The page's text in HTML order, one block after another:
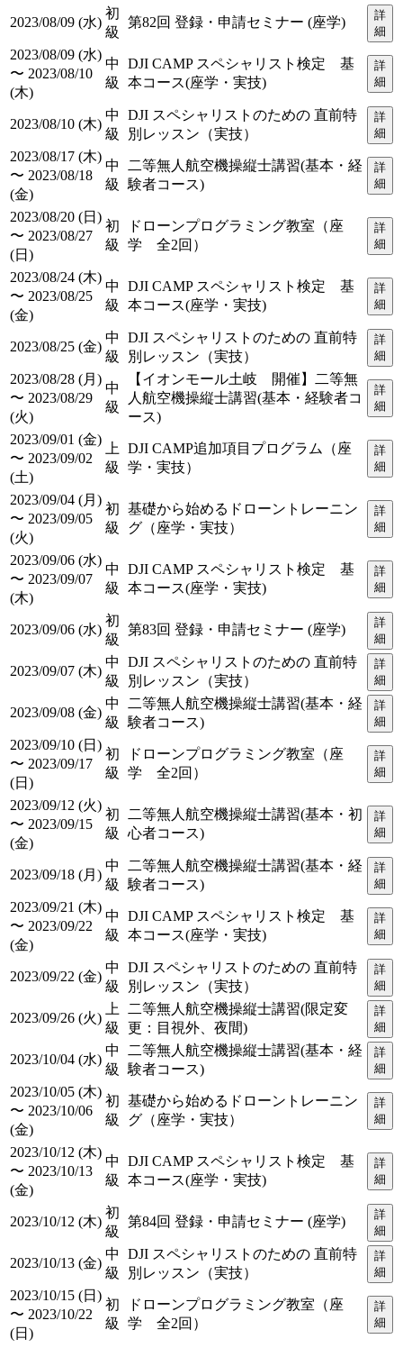
2023/08/09 (水)
初
級
第82回 登録・申請セミナー (座学)
詳
細
2023/08/09 (水)
〜 2023/08/10
(木)
中
級
DJI CAMP スペシャリスト検定 基
本コース(座学・実技)
詳
細
2023/08/10 (木)
中
級
DJI スペシャリストのための 直前特
別レッスン（実技）
詳
細
2023/08/17 (木)
〜 2023/08/18
(金)
中
級
二等無人航空機操縦士講習(基本・経
験者コース)
詳
細
2023/08/20 (日)
〜 2023/08/27
(日)
初
級
ドローンプログラミング教室（座
学 全2回）
詳
細
2023/08/24 (木)
〜 2023/08/25
(金)
中
級
DJI CAMP スペシャリスト検定 基
本コース(座学・実技)
詳
細
2023/08/25 (金)
中
級
DJI スペシャリストのための 直前特
別レッスン（実技）
詳
細
2023/08/28 (月)
〜 2023/08/29
(火)
中
級
【イオンモール土岐 開催】二等無
人航空機操縦士講習(基本・経験者コ
ース)
詳
細
2023/09/01 (金)
〜 2023/09/02
(土)
上
級
DJI CAMP追加項目プログラム（座
学・実技）
詳
細
2023/09/04 (月)
〜 2023/09/05
(火)
初
級
基礎から始めるドローントレーニン
グ（座学・実技）
詳
細
2023/09/06 (水)
〜 2023/09/07
(木)
中
級
DJI CAMP スペシャリスト検定 基
本コース(座学・実技)
詳
細
2023/09/06 (水)
初
級
第83回 登録・申請セミナー (座学)
詳
細
2023/09/07 (木)
中
級
DJI スペシャリストのための 直前特
別レッスン（実技）
詳
細
2023/09/08 (金)
中
級
二等無人航空機操縦士講習(基本・経
験者コース)
詳
細
2023/09/10 (日)
〜 2023/09/17
(日)
初
級
ドローンプログラミング教室（座
学 全2回）
詳
細
2023/09/12 (火)
〜 2023/09/15
(金)
初
級
二等無人航空機操縦士講習(基本・初
心者コース)
詳
細
2023/09/18 (月)
中
級
二等無人航空機操縦士講習(基本・経
験者コース)
詳
細
2023/09/21 (木)
〜 2023/09/22
(金)
中
級
DJI CAMP スペシャリスト検定 基
本コース(座学・実技)
詳
細
2023/09/22 (金)
中
級
DJI スペシャリストのための 直前特
別レッスン（実技）
詳
細
2023/09/26 (火)
上
級
二等無人航空機操縦士講習(限定変
更：目視外、夜間)
詳
細
2023/10/04 (水)
中
級
二等無人航空機操縦士講習(基本・経
験者コース)
詳
細
2023/10/05 (木)
〜 2023/10/06
(金)
初
級
基礎から始めるドローントレーニン
グ（座学・実技）
詳
細
2023/10/12 (木)
〜 2023/10/13
(金)
中
級
DJI CAMP スペシャリスト検定 基
本コース(座学・実技)
詳
細
2023/10/12 (木)
初
級
第84回 登録・申請セミナー (座学)
詳
細
2023/10/13 (金)
中
級
DJI スペシャリストのための 直前特
別レッスン（実技）
詳
細
2023/10/15 (日)
〜 2023/10/22
(日)
初
級
ドローンプログラミング教室（座
学 全2回）
詳
細